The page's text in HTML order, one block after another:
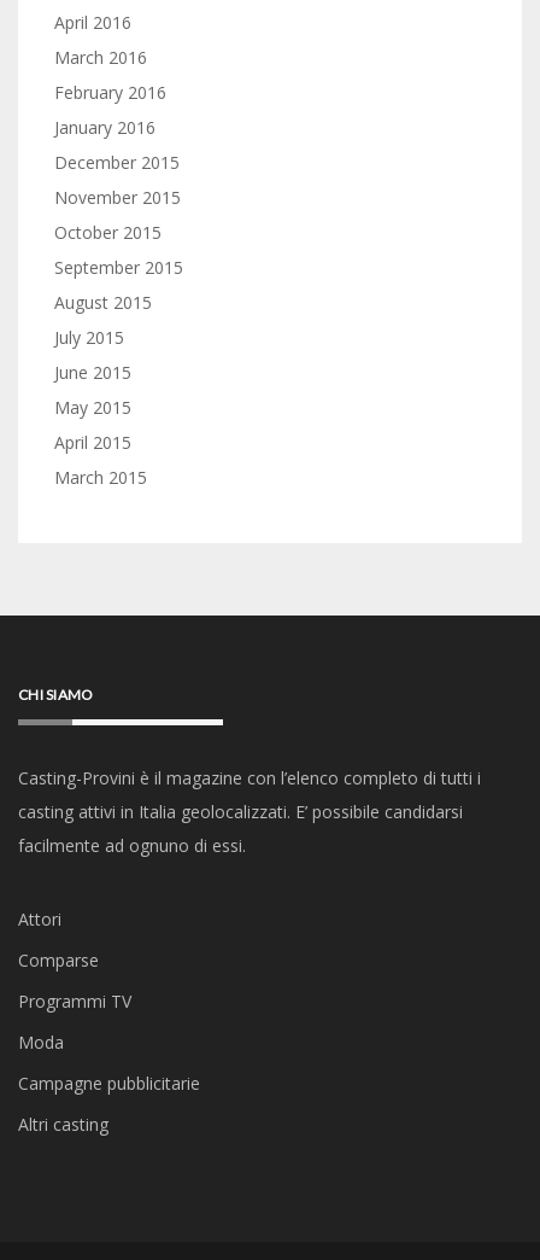
April 2016
March 2016
February 2016
January 2016
December 2015
November 2015
October 2015
September 2015
August 2015
July 2015
June 2015
May 2015
April 2015
March 2015
CHI SIAMO
Casting-Provini è il magazine con l’elenco completo di tutti i
casting attivi in Italia geolocalizzati. E’ possibile candidarsi
facilmente ad ognuno di essi.
Attori
Comparse
Programmi TV
Moda
Campagne pubblicitarie
Altri casting